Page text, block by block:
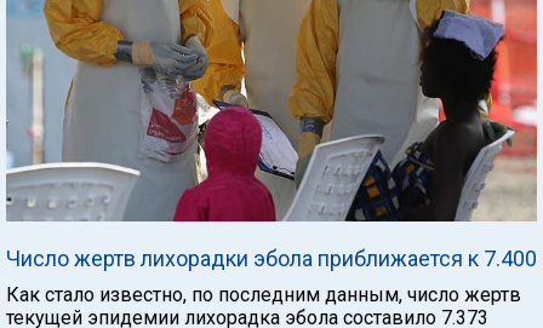
Число жертв лихорадки эбола приближается к 7.400
Как стало известно, по последним данным, число жертв
текущей эпидемии лихорадка эбола составило 7.373